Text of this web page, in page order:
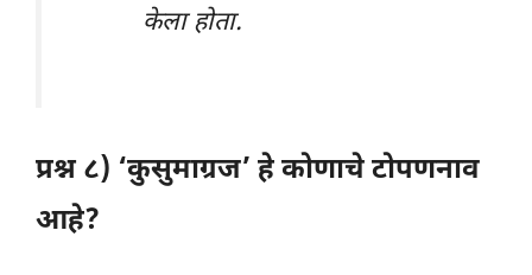
केला होता.
प्रश्न ८) ‘कुसुमाग्रज’ हे कोणाचे टोपणनाव
आहे?